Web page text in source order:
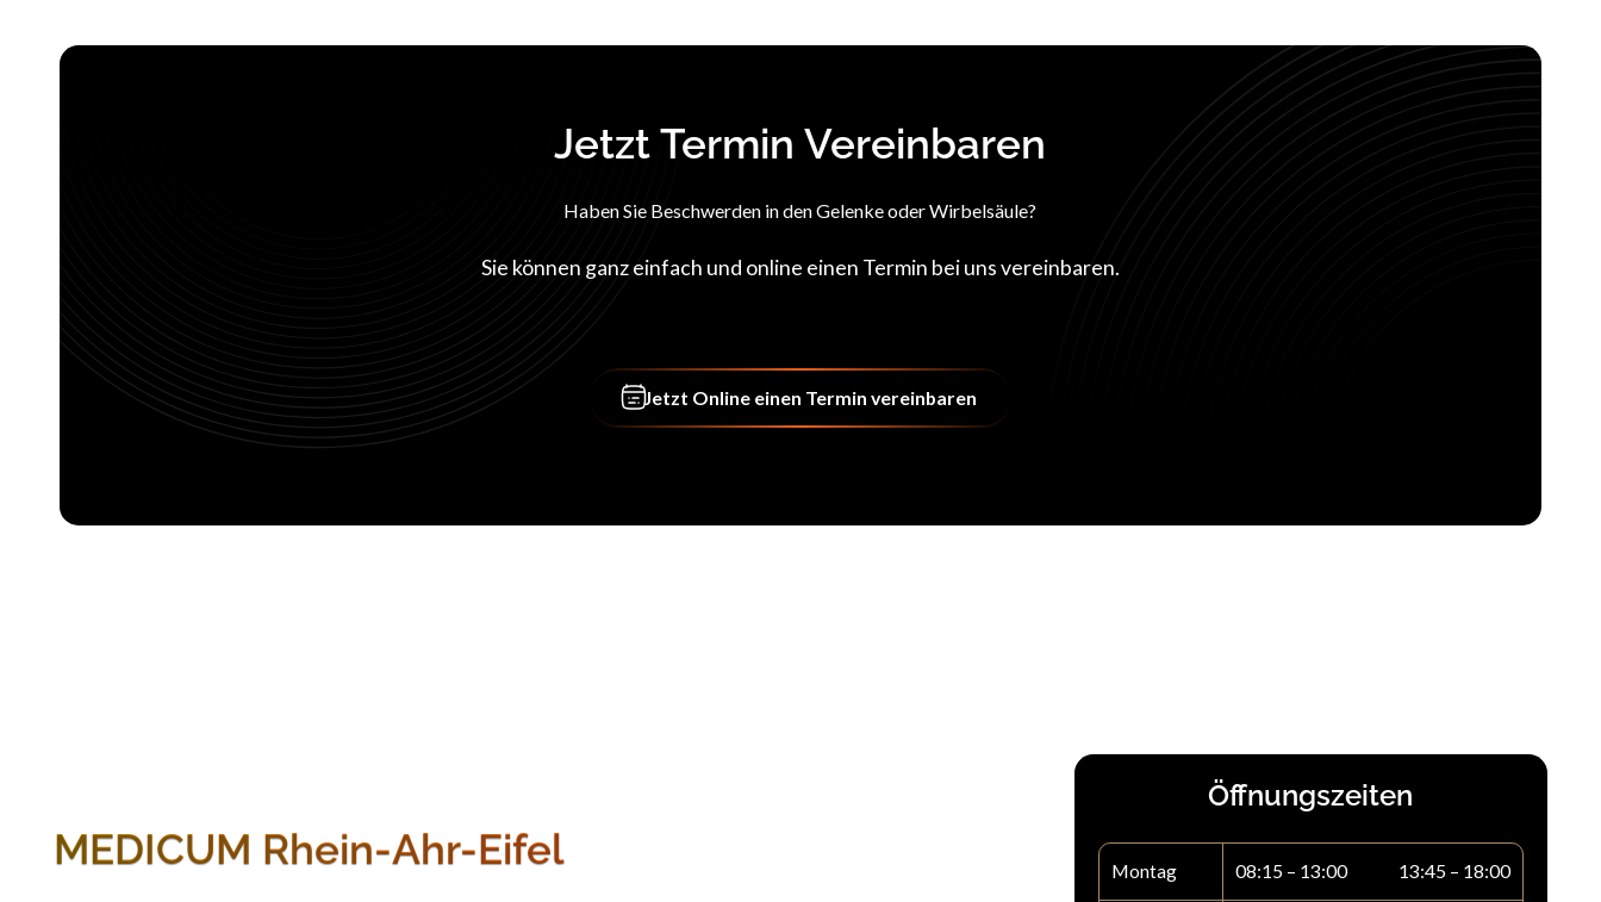
Jetzt Termin Vereinbaren
Haben Sie Beschwerden in den Gelenke oder Wirbelsäule?
Sie können ganz einfach und online einen Termin bei uns vereinbaren.
Jetzt Online einen Termin vereinbaren
Jetzt Online einen Termin vereinbaren
MEDICUM Rhein-Ahr-Eifel
Öffnungszeiten
Montag 08:15 – 13:00 13:45 – 18:00